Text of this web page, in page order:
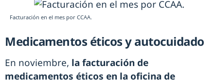
Facturación en el mes por CCAA.
Medicamentos éticos y autocuidado
En noviembre, la facturación de
medicamentos éticos en la oficina de